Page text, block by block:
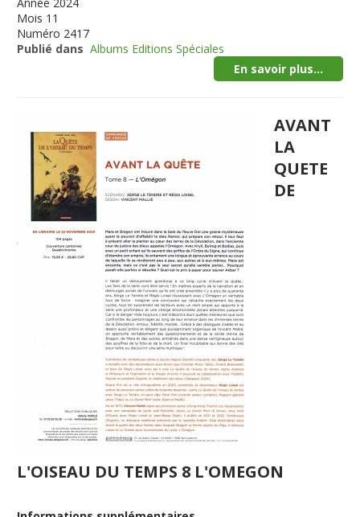
Mois 11
Numéro 2417
Publié dans Albums Editions Spéciales
En savoir plus...
AVANT
LA
QUETE
DE
L'OISEAU DU TEMPS 8 L'OMEGON